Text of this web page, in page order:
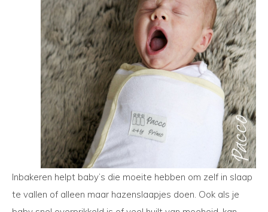
Inbakeren helpt baby’s die moeite hebben om zelf in slaap
te vallen of alleen maar hazenslaapjes doen. Ook als je